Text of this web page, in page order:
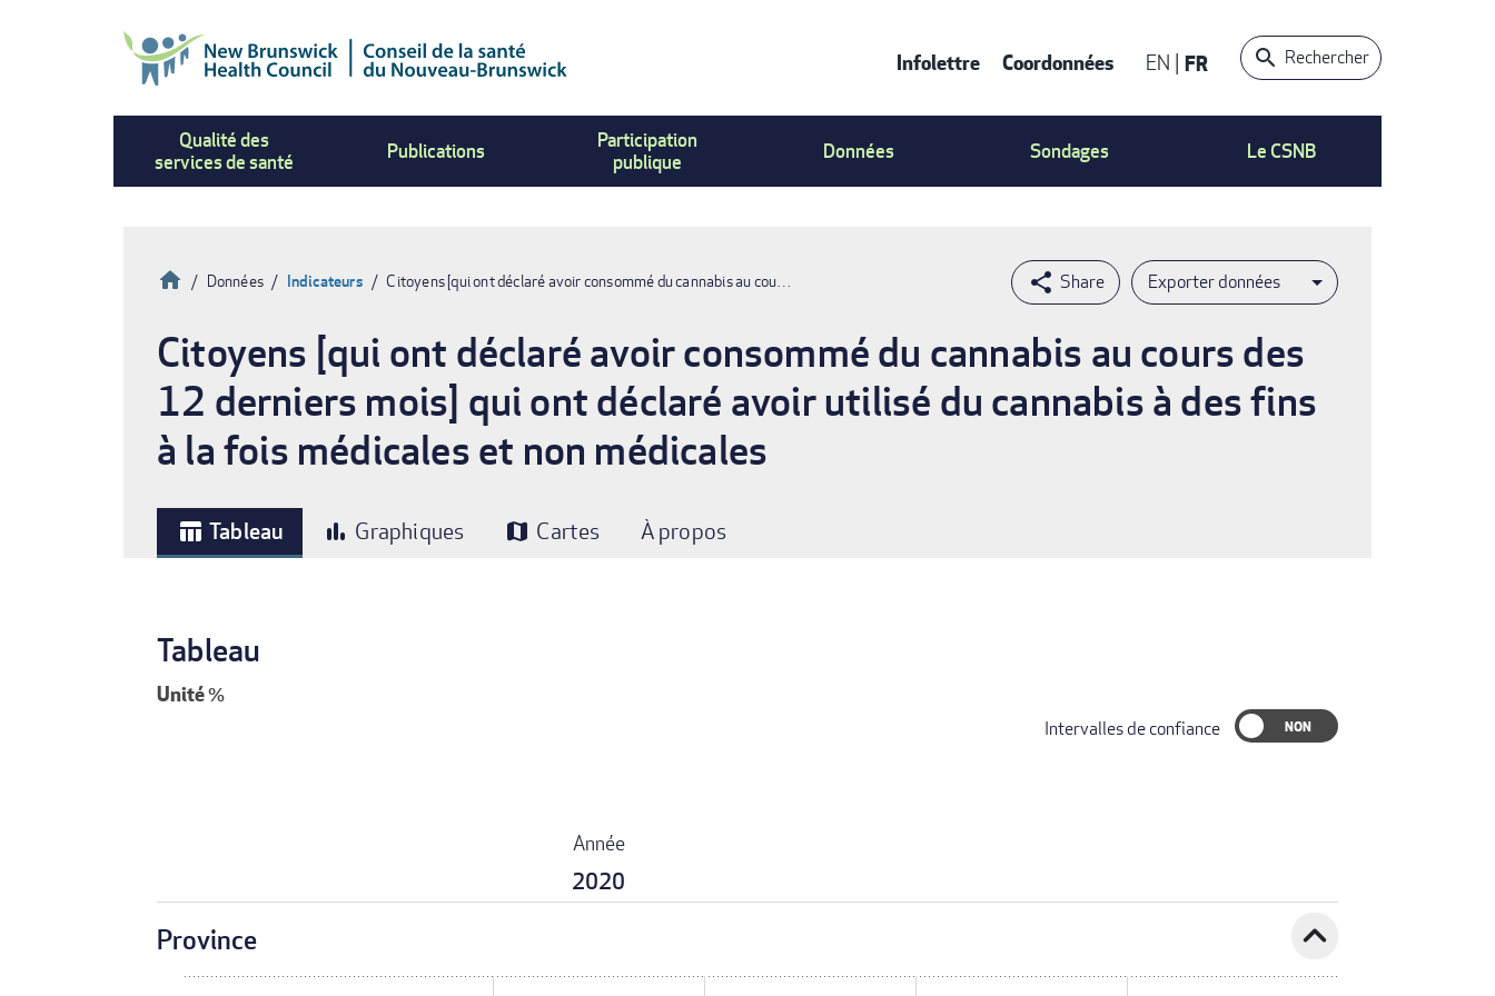
Contact
Menu
Infolettre Coordonnées EN FR Rechercher
Qualité des
services de santé
Publications
Participation
publique
Données Sondages Le CSNB
Exporter données
Fil
d'Ariane
Accueil
Données Indicateurs Citoyens [qui ont déclaré avoir consommé du cannabis au cou…
Citoyens [qui ont déclaré avoir consommé du cannabis au cours des
12 derniers mois] qui ont déclaré avoir utilisé du cannabis à des fins
à la fois médicales et non médicales
table_chart Tableau bar_chart Graphiques map Cartes À propos
Tableau
Unité%
Intervalles de confiance
Année
2020
Province expand_less